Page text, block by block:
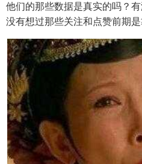
他们的那些数据是真实的吗？
没有想过那些关注和点赞前期